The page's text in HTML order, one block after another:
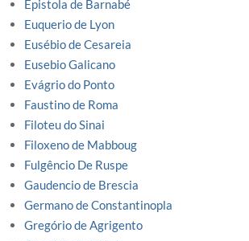
Epistola de Barnabé
Euquerio de Lyon
Eusébio de Cesareia
Eusebio Galicano
Evágrio do Ponto
Faustino de Roma
Filoteu do Sinai
Filoxeno de Mabboug
Fulgêncio De Ruspe
Gaudencio de Brescia
Germano de Constantinopla
Gregório de Agrigento